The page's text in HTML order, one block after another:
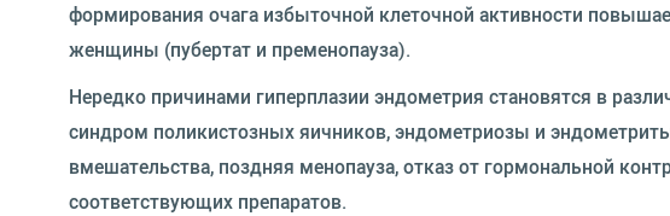
формирования очага избыточной клеточной активности
женщины (пубертат и пременопауза).
Нередко причинами гиперплазии эндометрия становятся в
синдром поликистозных яичников, эндометриозы и
вмешательства, поздняя менопауза, отказ от гормональной
соответствующих препаратов.